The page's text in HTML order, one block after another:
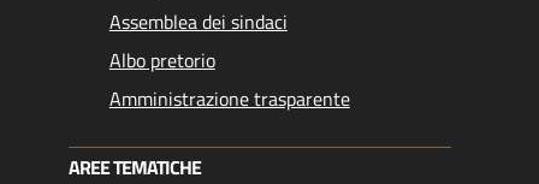
Assemblea dei sindaci
Albo pretorio
Amministrazione trasparente
AREE TEMATICHE